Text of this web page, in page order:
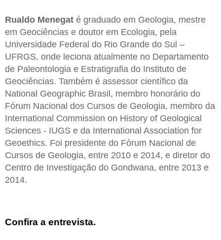
Rualdo Menegat é graduado em Geologia, mestre
em Geociências e doutor em Ecologia, pela
Universidade Federal do Rio Grande do Sul –
UFRGS, onde leciona atualmente no Departamento
de Paleontologia e Estratigrafia do Instituto de
Geociências. Também é assessor científico da
National Geographic Brasil, membro honorário do
Fórum Nacional dos Cursos de Geologia, membro da
International Commission on History of Geological
Sciences - IUGS e da International Association for
Geoethics. Foi presidente do Fórum Nacional de
Cursos de Geologia, entre 2010 e 2014, e diretor do
Centro de Investigação do Gondwana, entre 2013 e
2014.
Confira a entrevista.